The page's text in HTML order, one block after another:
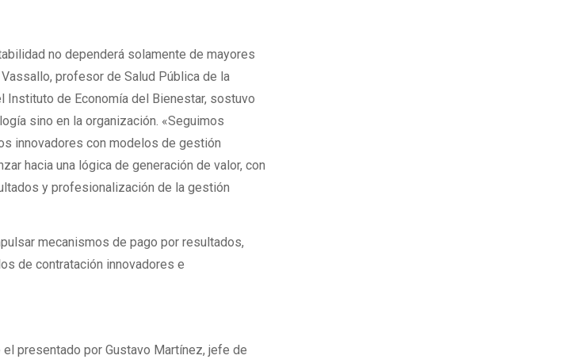
no dependerá solamente de mayores
profesor de Salud Pública de la
de Economía del Bienestar, sostuvo
sino en la organización. «Seguimos
innovadores con modelos de gestión
hacia una lógica de generación de valor, con
y profesionalización de la gestión
mecanismos de pago por resultados,
de contratación innovadores e
presentado por Gustavo Martínez, jefe de